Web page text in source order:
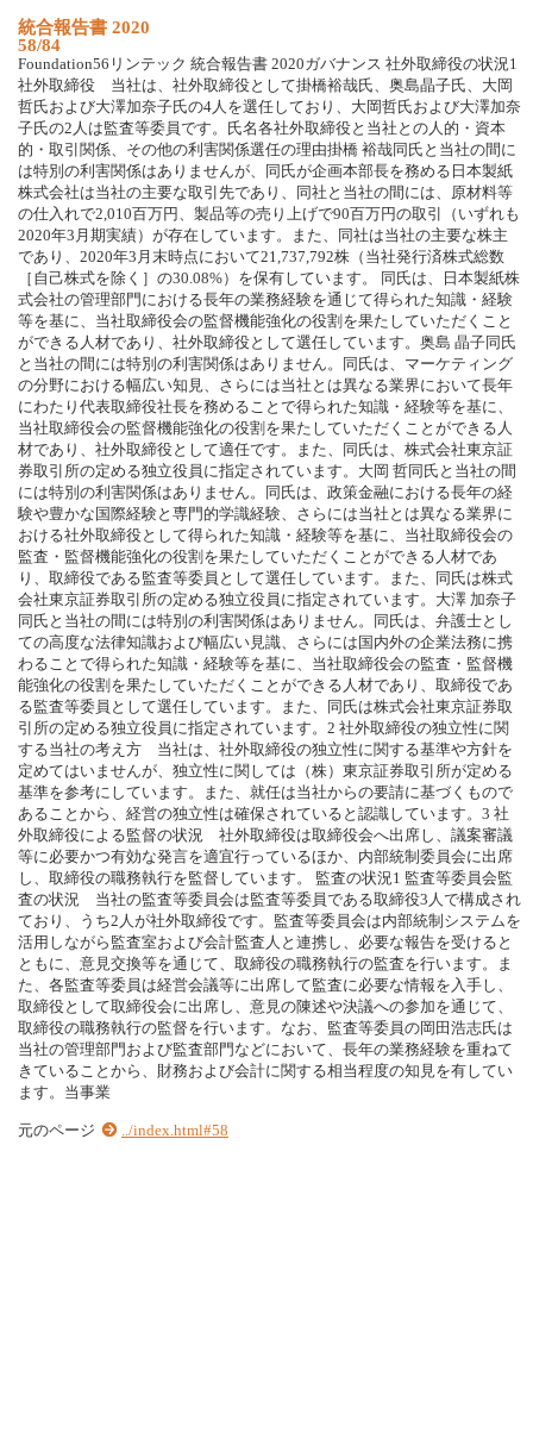
統合報告書 2020
58/84
Foundation56リンテック 統合報告書 2020ガバナンス 社外取締役の状況1
社外取締役 当社は、社外取締役として掛橋裕哉氏、奥島晶子氏、大岡
哲氏および大澤加奈子氏の4人を選任しており、大岡哲氏および大澤加奈
子氏の2人は監査等委員です。氏名各社外取締役と当社との人的・資本
的・取引関係、その他の利害関係選任の理由掛橋 裕哉同氏と当社の間に
は特別の利害関係はありませんが、同氏が企画本部長を務める日本製紙
株式会社は当社の主要な取引先であり、同社と当社の間には、原材料等
の仕入れで2,010百万円、製品等の売り上げで90百万円の取引（いずれも
2020年3月期実績）が存在しています。また、同社は当社の主要な株主
であり、2020年3月末時点において21,737,792株（当社発行済株式総数
［自己株式を除く］の30.08%）を保有しています。 同氏は、日本製紙株
式会社の管理部門における長年の業務経験を通じて得られた知識・経験
等を基に、当社取締役会の監督機能強化の役割を果たしていただくこと
ができる人材であり、社外取締役として選任しています。奥島 晶子同氏
と当社の間には特別の利害関係はありません。同氏は、マーケティング
の分野における幅広い知見、さらには当社とは異なる業界において長年
にわたり代表取締役社長を務めることで得られた知識・経験等を基に、
当社取締役会の監督機能強化の役割を果たしていただくことができる人
材であり、社外取締役として適任です。また、同氏は、株式会社東京証
券取引所の定める独立役員に指定されています。大岡 哲同氏と当社の間
には特別の利害関係はありません。同氏は、政策金融における長年の経
験や豊かな国際経験と専門的学識経験、さらには当社とは異なる業界に
おける社外取締役として得られた知識・経験等を基に、当社取締役会の
監査・監督機能強化の役割を果たしていただくことができる人材であ
り、取締役である監査等委員として選任しています。また、同氏は株式
会社東京証券取引所の定める独立役員に指定されています。大澤 加奈子
同氏と当社の間には特別の利害関係はありません。同氏は、弁護士とし
ての高度な法律知識および幅広い見識、さらには国内外の企業法務に携
わることで得られた知識・経験等を基に、当社取締役会の監査・監督機
能強化の役割を果たしていただくことができる人材であり、取締役であ
る監査等委員として選任しています。また、同氏は株式会社東京証券取
引所の定める独立役員に指定されています。2 社外取締役の独立性に関
する当社の考え方 当社は、社外取締役の独立性に関する基準や方針を
定めてはいませんが、独立性に関しては（株）東京証券取引所が定める
基準を参考にしています。また、就任は当社からの要請に基づくもので
あることから、経営の独立性は確保されていると認識しています。3 社
外取締役による監督の状況 社外取締役は取締役会へ出席し、議案審議
等に必要かつ有効な発言を適宜行っているほか、内部統制委員会に出席
し、取締役の職務執行を監督しています。 監査の状況1 監査等委員会監
査の状況 当社の監査等委員会は監査等委員である取締役3人で構成され
ており、うち2人が社外取締役です。監査等委員会は内部統制システムを
活用しながら監査室および会計監査人と連携し、必要な報告を受けると
ともに、意見交換等を通じて、取締役の職務執行の監査を行います。ま
た、各監査等委員は経営会議等に出席して監査に必要な情報を入手し、
取締役として取締役会に出席し、意見の陳述や決議への参加を通じて、
取締役の職務執行の監督を行います。なお、監査等委員の岡田浩志氏は
当社の管理部門および監査部門などにおいて、長年の業務経験を重ねて
きていることから、財務および会計に関する相当程度の知見を有してい
ます。当事業
元のページ ../index.html#58